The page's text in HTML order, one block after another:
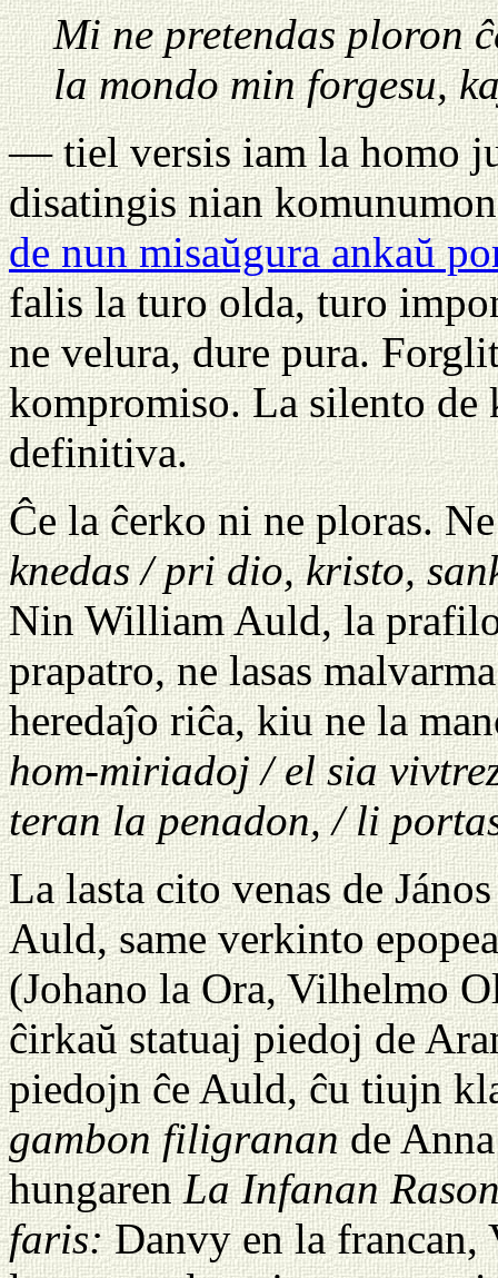
Mi ne pretendas ploron
la mondo min forgesu,
— tiel versis iam la homo
disatingis nian
de nun misaŭgura ankaŭ
falis la turo olda, turo
ne velura, dure pura.
kompromiso. La silento
definitiva.
Ĉe la ĉerko ni ne ploras.
knedas / pri dio, kristo,
Nin William Auld, la
prapatro, ne lasas
heredaĵo riĉa, kiu ne la
hom-miriadoj / el sia
teran la penadon, / li
La lasta cito venas de
Auld, same verkinto
(Johano la Ora, Vilhelmo
ĉirkaŭ statuaj piedoj de
piedojn ĉe Auld, ĉu tiujn
gambon filigranande
hungarenLa Infanan
faris:Danvy en la francan,